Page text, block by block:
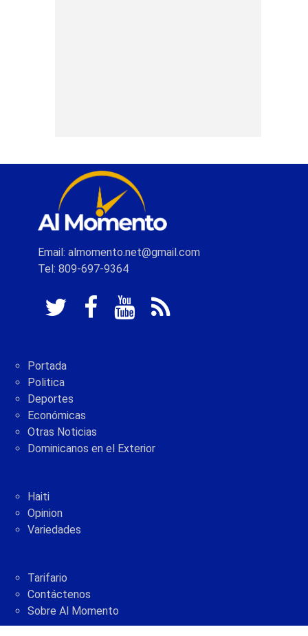
Email: almomento.net@gmail.com
Tel: 809-697-9364
Portada
Politica
Deportes
Económicas
Otras Noticias
Dominicanos en el Exterior
Haiti
Opinion
Variedades
Tarifario
Contáctenos
Sobre Al Momento